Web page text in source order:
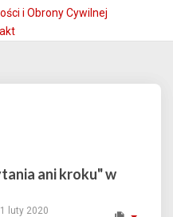
i Obrony Cywilnej
ani kroku" w
luty 2020